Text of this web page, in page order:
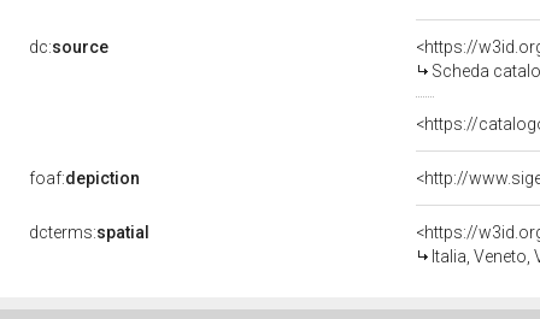
dc:source
<https://
Scheda
<https://
foaf:depiction
dcterms:spatial
<https://
Italia, Veneto,